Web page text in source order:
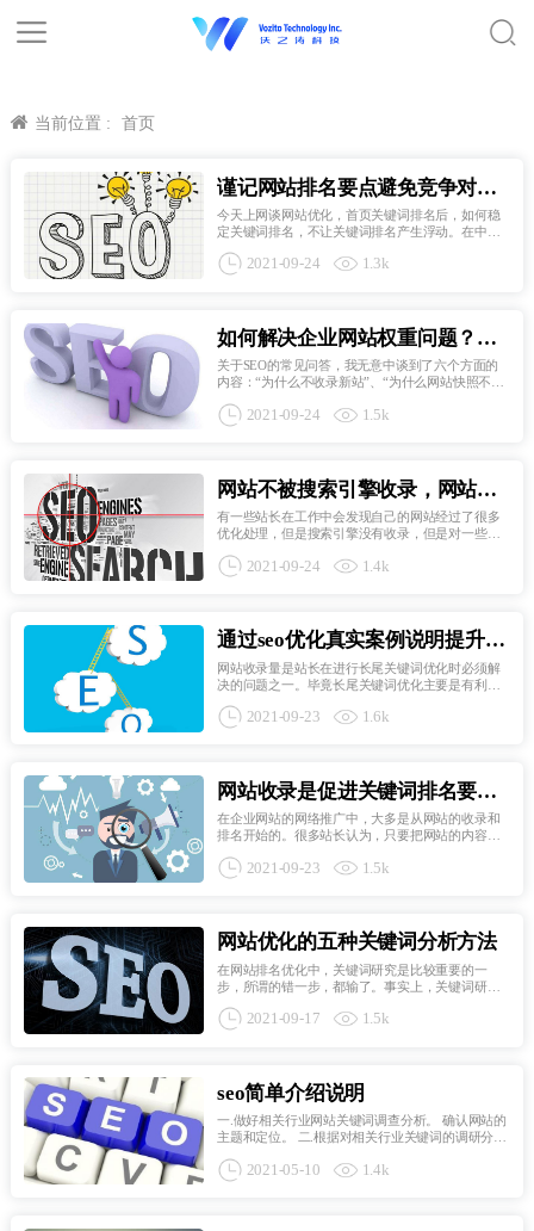
当前位置 : 首页
谨记网站排名要点避免竞争对手
超越你的排名
今天上网谈网站优化，首页关键词排名后，如何稳
定关键词排名，不让关键词排名产生浮动。在中国
着你，试图超越你，所以网站优化和稳定关键词排
2021-09-24 1.3k
如何解决企业网站权重问题？阐
述提升网站权重的措施与要点
关于SEO的常见问答，我无意中谈到了六个方面的
内容：“为什么不收录新站”、“为什么网站快照不更
含主页”、“为什么网站收录量减少”，“为什么关键词
2021-09-24 1.5k
网站不被搜索引擎收录，网站再
怎么优化都没用
有一些站长在工作中会发现自己的网站经过了很多
优化处理，但是搜索引擎没有收录，但是对一些网
是为什么呢？网站不能被搜索引擎收录一般是由以
2021-09-24 1.4k
通过seo优化真实案例说明提升网
站收录技巧
网站收录量是站长在进行长尾关键词优化时必须解
决的问题之一。毕竟长尾关键词优化主要是有利于
键词优化呢。另外，用长尾关键词来优化首页是不
2021-09-23 1.6k
网站收录是促进关键词排名要点
但不是决定性因素
在企业网站的网络推广中，大多是从网站的收录和
排名开始的。很多站长认为，只要把网站的内容收
目追求网站收录数量的重要原因。不过，网站推广
2021-09-23 1.5k
网站优化的五种关键词分析方法
在网站排名优化中，关键词研究是比较重要的一
步，所谓的错一步，都输了。事实上，关键词研究
竞争对手等方面入手。只有选择正确的关键词，才
2021-09-17 1.5k
seo简单介绍说明
一.做好相关行业网站关键词调查分析。 确认网站的
主题和定位。 二.根据对相关行业关键词的调研分
的核心关键词。例如：长尾词，品牌词。 三.买一个
2021-05-10 1.4k